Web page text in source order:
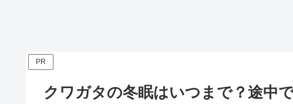
PR
クワガタの冬眠はいつまで？途中